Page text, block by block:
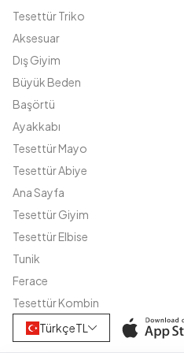
Tesettür Triko
Aksesuar
Dış Giyim
Büyük Beden
Başörtü
Ayakkabı
Tesettür Mayo
Tesettür Abiye
Ana Sayfa
Tesettür Giyim
Tesettür Elbise
Tunik
Ferace
Tesettür Kombin
TürkçeTL